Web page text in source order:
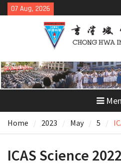
Skip
to
07 Aug, 2026
Home 2023 May 5
ICAS Science 2022